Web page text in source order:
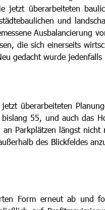
jetzt überarbeiteten
und
Ausbalancierung
die sich einerseits
gedacht wurde jedenfalls
überarbeiteten
55, und auch das
Parkplätzen längst
des Blickfeldes
Form erneut ab und